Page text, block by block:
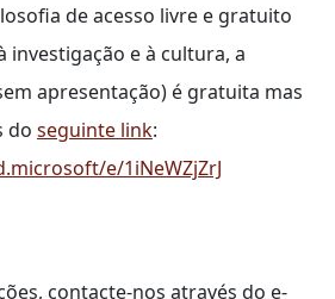
de acesso livre e gratuito
investigação e à cultura, a
apresentação) é gratuita mas
do seguinte link:
e/1iNeWZjZrJ
contacte-nos através do e-